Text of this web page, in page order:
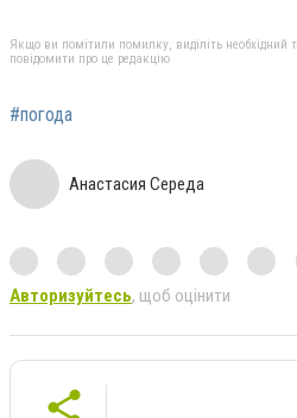
Якщо ви помітили помилку, виділіть необхідний
повідомити про це редакцію
#погода
Анастасия Середа
Авторизуйтесь, щоб оцінити